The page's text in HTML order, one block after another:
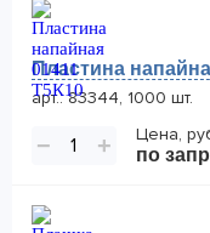
Пластина
арт.: 83344, 1000 шт.
− +
Цена,
по